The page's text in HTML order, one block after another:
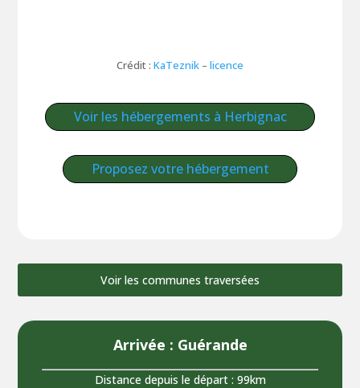
Crédit : KaTeznik – licence
Voir les hébergements à Herbignac
Proposez votre hébergement
Voir les communes traversées
Arrivée : Guérande
Distance depuis le départ : 99km